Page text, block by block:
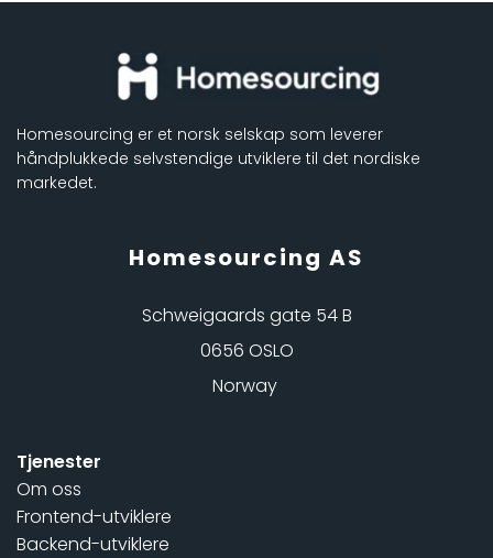
Homesourcing er et norsk selskap som leverer
håndplukkede selvstendige utviklere til det nordiske
markedet.
Homesourcing AS
Schweigaards gate 54 B
0656 OSLO
Norway
Tjenester
Om oss
Frontend-utviklere
Backend-utviklere